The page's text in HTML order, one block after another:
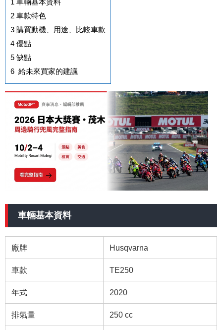
1 車輛基本資料
2 車款特色
3 購買動機、用途、比較車款
4 優點
5 缺點
6 給未來買家的建議
車輛基本資料
廠牌 Husqvarna
車款 TE250
年式 2020
排氣量 250 cc